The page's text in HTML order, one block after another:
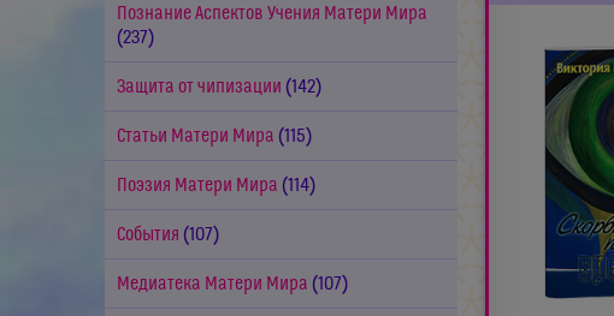
Познание Аспектов Учения Матери Мира
(237)
Защита от чипизации (142)
Статьи Матери Мира (115)
Поэзия Матери Мира (114)
События (107)
Медиатека Матери Мира (107)